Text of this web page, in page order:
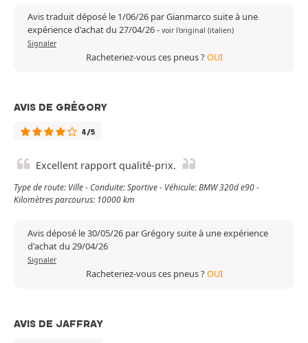
Avis traduit déposé le 1/06/26 par Gianmarco suite à une
expérience d'achat du 27/04/26- voir l'original (italien)
Signaler
Racheteriez-vous ces pneus ?OUI
AVIS DE GRÉGORY
4/5
Excellent rapport qualité-prix.
Type de route: Ville - Conduite: Sportive - Véhicule: BMW 320d e90 -
Kilomètres parcourus: 10000 km
Avis déposé le 30/05/26 par Grégory suite à une expérience
d'achat du 29/04/26
Signaler
Racheteriez-vous ces pneus ?OUI
AVIS DE JAFFRAY